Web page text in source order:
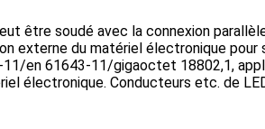
être soudé avec la connexion
externe du matériel électronique pour
en 61643-11/gigaoctet 18802,1,
électronique. Conducteurs etc. de